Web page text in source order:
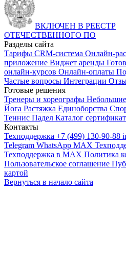
ВКЛЮЧЕН В РЕЕСТР
ОТЕЧЕСТВЕННОГО ПО
Разделы сайта
Тарифы CRM-система Онлайн-
приложение Виджет аренды
онлайн-курсов Онлайн-оплаты
Частые вопросы Интеграции
Готовые решения
Тренеры и хореографы
Йога Растяжка Единоборства
Теннис Падел Каталог
Контакты
Техподдержка +7 (499) 130-90-88
Telegram WhatsApp MAX
Техподдержка в MAX Политика
Пользовательское соглашение
картой
Вернуться в начало сайта